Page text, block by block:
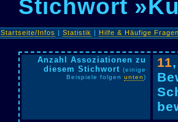
Stichwort
Startseite/Infos |Statistik |Hilfe & Häufige
Anzahl Assoziationen zu
diesem Stichwort (einige
Beispiele folgen unten)
11